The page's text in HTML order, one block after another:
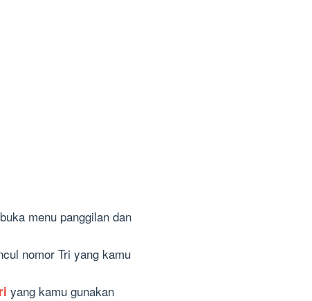
menu panggilan dan
nomor Tri yang kamu
yang kamu gunakan